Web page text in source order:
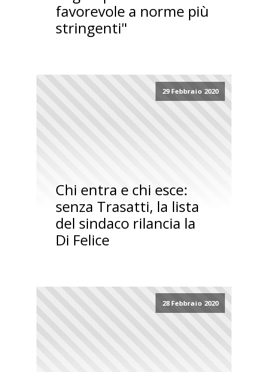
favorevole a norme più
stringenti"
29 Febbraio 2020
Chi entra e chi esce:
senza Trasatti, la lista
del sindaco rilancia la
Di Felice
28 Febbraio 2020